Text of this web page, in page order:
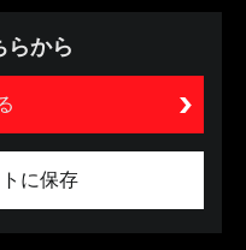
らから
に保存